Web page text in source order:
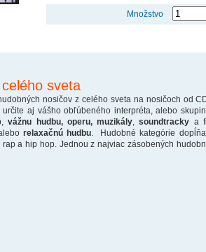
Množstvo
sveta
nosičov z celého sveta na nosičoch od
aj vášho obľúbeného interpréta, alebo
vážnu hudbu, operu, muzikály ,soundtracky a
relaxačnú hudbu. Hudobné kategórie
a hip hop. Jednou z najviac zásobených